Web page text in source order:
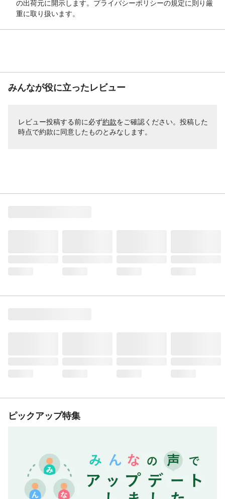
の出荷元に開示します。プライバシーポリシーの規定に則り厳
重に取り扱います。
みんなが役に立ったレビュー
レビュー投稿する前に必ず約款をご確認ください。投稿した
時点で約款に同意したものとみなします。
ピックアップ特集